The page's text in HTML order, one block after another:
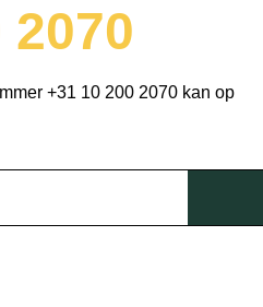
2070
+31 10 200 2070 kan op